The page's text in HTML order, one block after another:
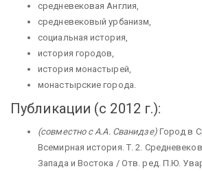
средневековая Англия,
средневековый урбанизм,
социальная история,
история городов,
история монастырей,
монастырские города.
Публикации (с 2012 г.):
(совместно с А.А. Сванидзе)Город в
Всемирная история. Т. 2.
Запада и Востока / Отв. ред. П.Ю.